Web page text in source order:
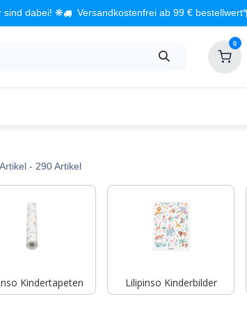
sind dabei! ❋ Versandkostenfrei ab 99 € bestellwert*
0
- 290 Artikel
Kindertapeten Lilipinso Kinderbilder